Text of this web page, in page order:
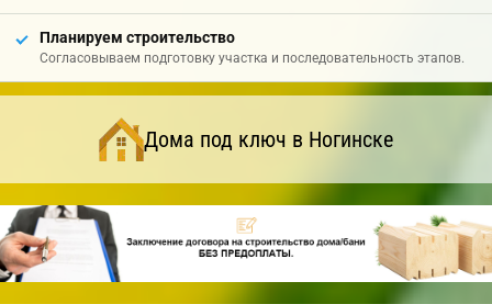
Планируем строительство
Согласовываем подготовку участка и последовательность этапов.
Дома под ключ в Ногинске